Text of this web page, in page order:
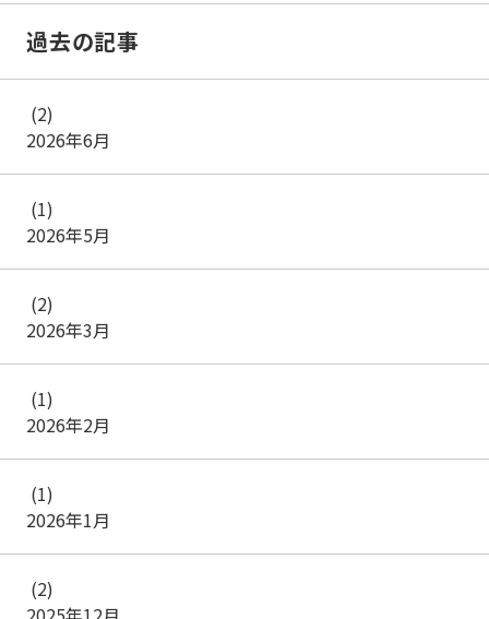
過去の記事
2026年6月
(2)
2026年5月
(1)
2026年3月
(2)
2026年2月
(1)
2026年1月
(1)
(2)